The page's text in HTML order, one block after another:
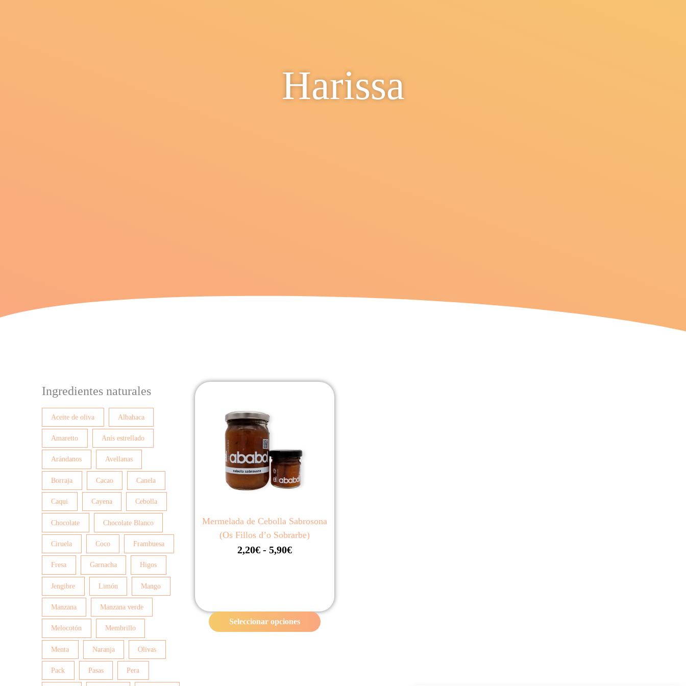
Harissa
Ingredientes naturales
Aceite de oliva Albahaca
Amaretto Anís estrellado
Arándanos Avellanas
Borraja Cacao Canela
Caqui Cayena Cebolla
Chocolate Chocolate Blanco
Ciruela Coco Frambuesa
Fresa Garnacha Higos
Jengibre Limón Mango
Manzana Manzana verde
Melocotón Membrillo
Menta Naranja Olivas
Pack Pasas Pera
Mermelada de Cebolla Sabrosona
(Os Fillos d’o Sobrarbe)
2,20€ - 5,90€R
o
d
Seleccionar opciones